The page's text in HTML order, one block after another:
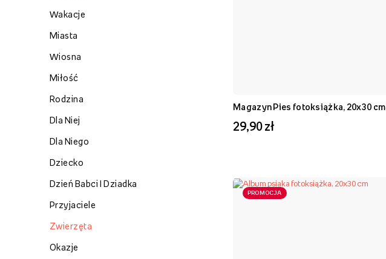
Wakacje
Miasta
Wiosna
Miłość
Rodzina
Dla Niej
Dla Niego
Dziecko
Dzień Babci I Dziadka
Przyjaciele
Zwierzęta
Okazje
Magazyn Pies fotoksiążka, 20x30 cm
29,90 zł
PROMOCJA